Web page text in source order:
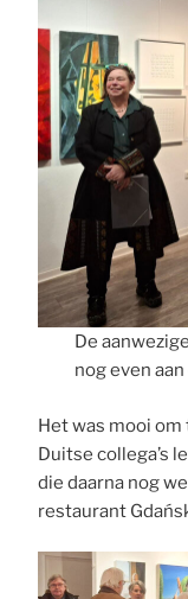
De
nog even
Het was mooi om
Duitse collega’s
die daarna nog
restaurant